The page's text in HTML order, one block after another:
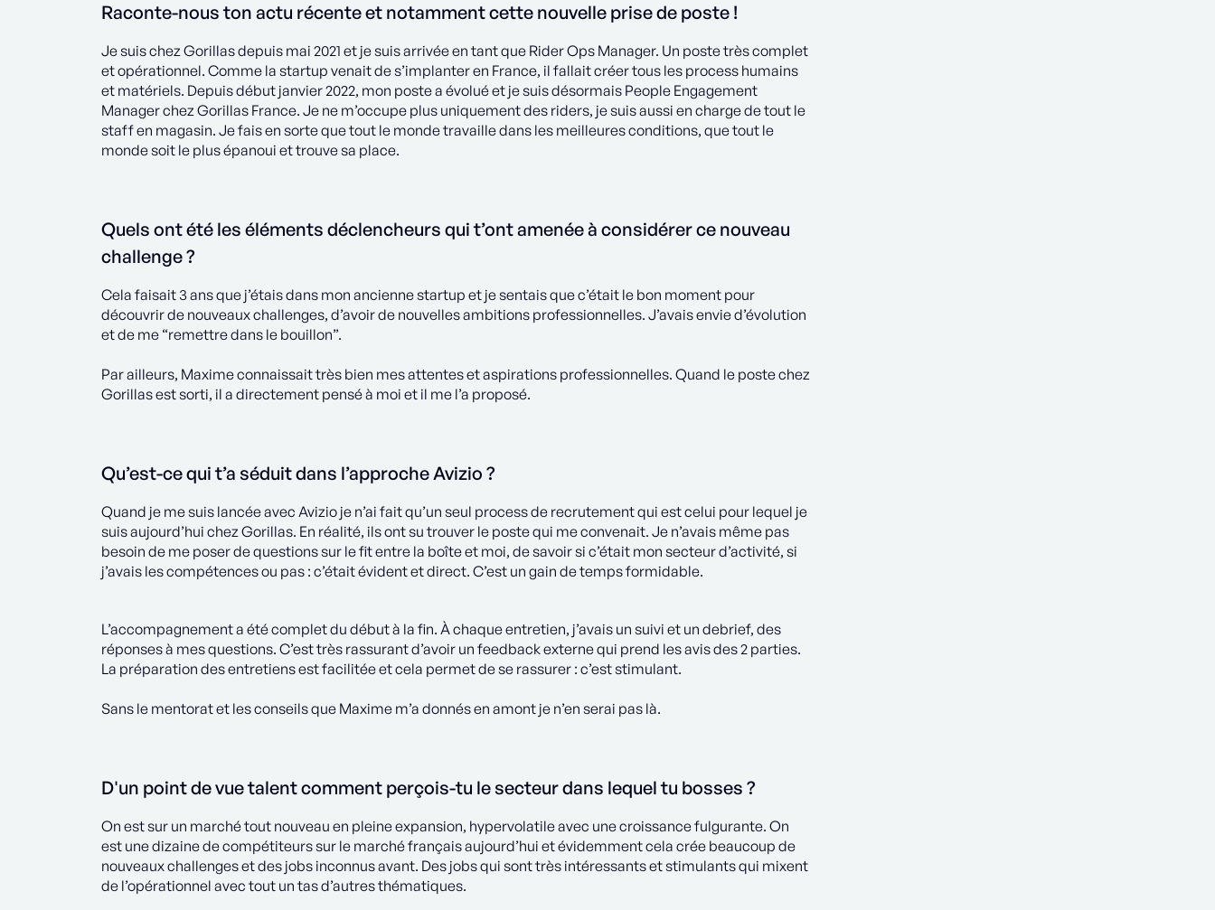
Raconte-nous ton actu récente et notamment cette nouvelle prise de poste !
Je suis chez Gorillas depuis mai 2021 et je suis arrivée en tant que Rider Ops Manager. Un poste très complet
et opérationnel. Comme la startup venait de s’implanter en France, il fallait créer tous les process humains
et matériels. Depuis début janvier 2022, mon poste a évolué et je suis désormais People Engagement
Manager chez Gorillas France. Je ne m’occupe plus uniquement des riders, je suis aussi en charge de tout le
staff en magasin. Je fais en sorte que tout le monde travaille dans les meilleures conditions, que tout le
monde soit le plus épanoui et trouve sa place.
Quels ont été les éléments déclencheurs qui t’ont amenée à considérer ce nouveau
challenge ?
Cela faisait 3 ans que j’étais dans mon ancienne startup et je sentais que c’était le bon moment pour
découvrir de nouveaux challenges, d’avoir de nouvelles ambitions professionnelles. J’avais envie d’évolution
et de me “remettre dans le bouillon”.
Par ailleurs, Maxime connaissait très bien mes attentes et aspirations professionnelles. Quand le poste chez
Gorillas est sorti, il a directement pensé à moi et il me l’a proposé.
Qu’est-ce qui t’a séduit dans l’approche Avizio ?
Quand je me suis lancée avec Avizio je n’ai fait qu’un seul process de recrutement qui est celui pour lequel je
suis aujourd’hui chez Gorillas. En réalité, ils ont su trouver le poste qui me convenait. Je n’avais même pas
besoin de me poser de questions sur le fit entre la boîte et moi, de savoir si c’était mon secteur d’activité, si
j’avais les compétences ou pas : c’était évident et direct. C’est un gain de temps formidable.
L’accompagnement a été complet du début à la fin. À chaque entretien, j’avais un suivi et un debrief, des
réponses à mes questions. C’est très rassurant d’avoir un feedback externe qui prend les avis des 2 parties.
La préparation des entretiens est facilitée et cela permet de se rassurer : c’est stimulant.
Sans le mentorat et les conseils que Maxime m’a donnés en amont je n’en serai pas là.
D'un point de vue talent comment perçois-tu le secteur dans lequel tu bosses ?
On est sur un marché tout nouveau en pleine expansion, hypervolatile avec une croissance fulgurante. On
est une dizaine de compétiteurs sur le marché français aujourd’hui et évidemment cela crée beaucoup de
nouveaux challenges et des jobs inconnus avant. Des jobs qui sont très intéressants et stimulants qui mixent
de l’opérationnel avec tout un tas d’autres thématiques.